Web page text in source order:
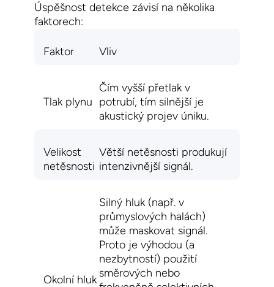
Úspěšnost detekce závisí na několika
faktorech:
Faktor Vliv
Tlak plynu
Čím vyšší přetlak v
potrubí, tím silnější je
akustický projev úniku.
Velikost
netěsnosti
Větší netěsnosti produkují
intenzivnější signál.
Okolní hluk
Silný hluk (např. v
průmyslových halách)
může maskovat signál.
Proto je výhodou (a
nezbytností) použití
směrových nebo